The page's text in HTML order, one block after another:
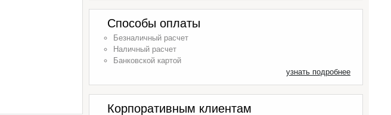
Способы оплаты
Безналичный расчет
Наличный расчет
Банковской картой
узнать подробнее
Корпоративным клиентам